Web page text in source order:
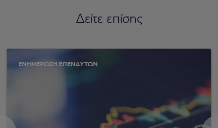
Δείτε επίσης
ΕΝΗΜΕΡΩΣΗ ΕΠΕΝΔΥΤΩΝ